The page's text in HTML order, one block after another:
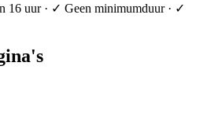
16 uur · ✓ Geen minimumduur · ✓